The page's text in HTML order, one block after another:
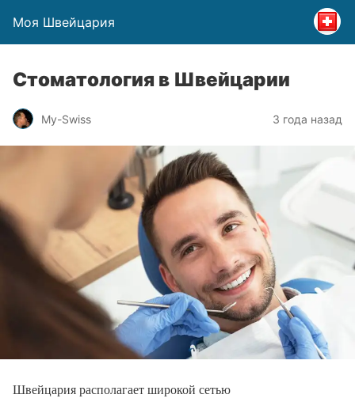
Моя Швейцария
Стоматология в Швейцарии
My-Swiss 3 года назад
Швейцария располагает широкой сетью